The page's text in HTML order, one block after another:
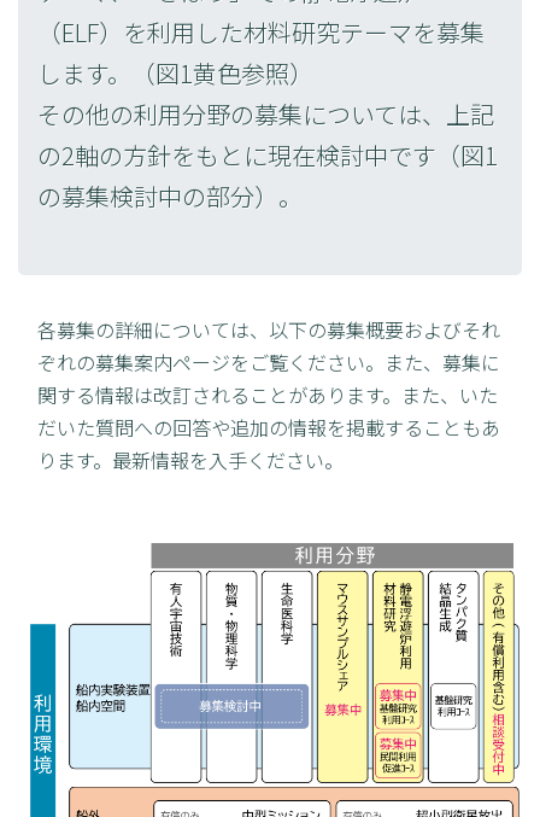
（ELF）を利用した材料研究テーマを募集
します。（図1黄色参照）
その他の利用分野の募集については、上記
の2軸の方針をもとに現在検討中です（図1
の募集検討中の部分）。
各募集の詳細については、以下の募集概要およびそれ
ぞれの募集案内ページをご覧ください。また、募集に
関する情報は改訂されることがあります。また、いた
だいた質問への回答や追加の情報を掲載することもあ
ります。最新情報を入手ください。